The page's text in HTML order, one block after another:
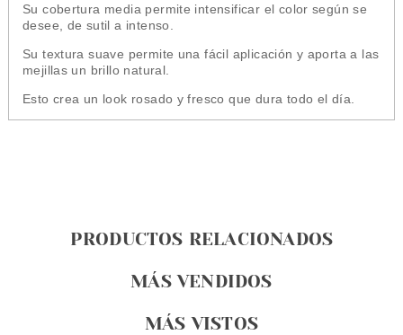
Su cobertura media permite intensificar el color según se
desee, de sutil a intenso.
Su textura suave permite una fácil aplicación y aporta a las
mejillas un brillo natural.
Esto crea un look rosado y fresco que dura todo el día.
PRODUCTOS RELACIONADOS
MÁS VENDIDOS
MÁS VISTOS